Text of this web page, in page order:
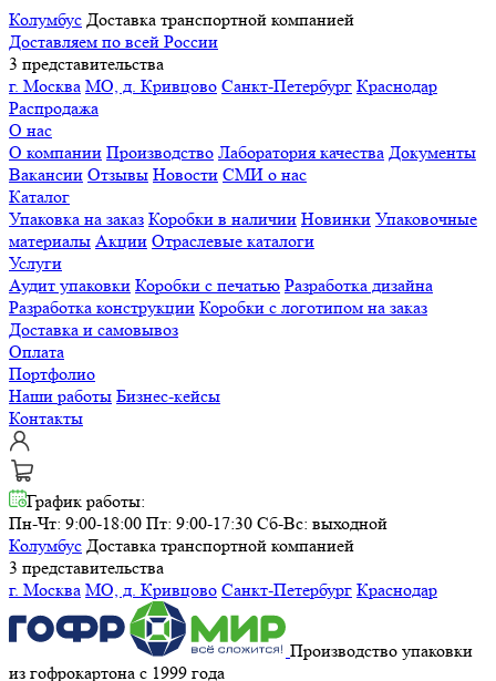
Колумбус Доставка транспортной компанией
Доставляем по всей России
3 представительства
г. Москва МО, д. Кривцово Санкт-Петербург Краснодар
Распродажа
О нас
О компании Производство Лаборатория качества Документы
Вакансии Отзывы Новости СМИ о нас
Каталог
Упаковка на заказ Коробки в наличии Новинки Упаковочные
материалы Акции Отраслевые каталоги
Услуги
Аудит упаковки Коробки с печатью Разработка дизайна
Разработка конструкции Коробки с логотипом на заказ
Доставка и самовывоз
Оплата
Портфолио
Наши работы Бизнес-кейсы
Контакты
График работы:
Пн-Чт: 9:00-18:00 Пт: 9:00-17:30 Сб-Вс: выходной
Колумбус Доставка транспортной компанией
3 представительства
г. Москва МО, д. Кривцово Санкт-Петербург Краснодар
Производство упаковки
из гофрокартона с 1999 года